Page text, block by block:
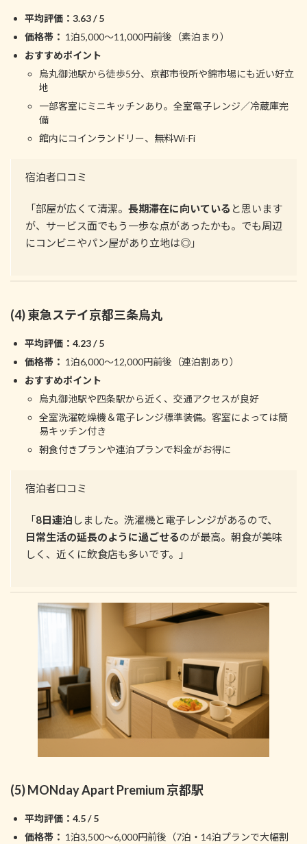
平均評価：3.63 / 5
価格帯： 1泊5,000～11,000円前後（素泊まり）
おすすめポイント
烏丸御池駅から徒歩5分、京都市役所や錦市場にも近い好立
地
一部客室にミニキッチンあり。全室電子レンジ／冷蔵庫完
備
館内にコインランドリー、無料Wi-Fi
宿泊者口コミ
「部屋が広くて清潔。 長期滞在に向いている と思います
が、サービス面でもう一歩な点があったかも。でも周辺
にコンビニやパン屋があり立地は◎」
(4) 東急ステイ京都三条烏丸
平均評価：4.23 / 5
価格帯： 1泊6,000～12,000円前後（連泊割あり）
おすすめポイント
烏丸御池駅や四条駅から近く、交通アクセスが良好
全室洗濯乾燥機＆電子レンジ標準装備。客室によっては簡
易キッチン付き
朝食付きプランや連泊プランで料金がお得に
宿泊者口コミ
「8日連泊 しました。洗濯機と電子レンジがあるので、
日常生活の延長のように過ごせるのが最高。朝食が美味
しく、近くに飲食店も多いです。」
(5) MONday Apart Premium 京都駅
平均評価：4.5 / 5
価格帯： 1泊3,500～6,000円前後（7泊・14泊プランで大幅割